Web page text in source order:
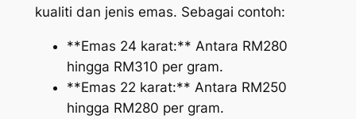
kualiti dan jenis emas. Sebagai contoh:
**Emas 24 karat:** Antara RM280
hingga RM310 per gram.
**Emas 22 karat:** Antara RM250
hingga RM280 per gram.